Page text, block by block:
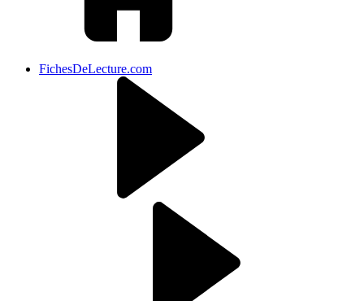
FichesDeLecture.com